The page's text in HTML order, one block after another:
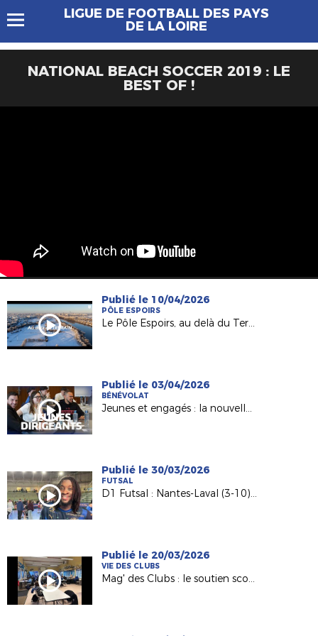
LIGUE DE FOOTBALL DES PAYS
DE LA LOIRE
NATIONAL BEACH SOCCER 2019 : LE
BEST OF !
Publié le 10/04/2026
PÔLE ESPOIRS
Le Pôle Espoirs, au delà du Terrain
Publié le 03/04/2026
BÉNÉVOLAT
Jeunes et engagés : la nouvelle génération de dirigeants
Publié le 30/03/2026
FUTSAL
D1 Futsal : Nantes-Laval (3-10), les réactions d’après match
Publié le 20/03/2026
VIE DES CLUBS
Mag' des Clubs : le soutien scolaire au sein de l'AS Saint-Hilaire Vihiers Saint-Paul